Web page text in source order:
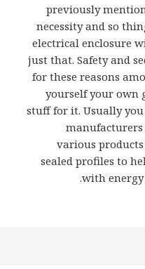
previously
necessity and so
electrical enclosure
just that. Safety and
for these reasons
yourself your own
stuff for it. Usually
various
sealed profiles to
with